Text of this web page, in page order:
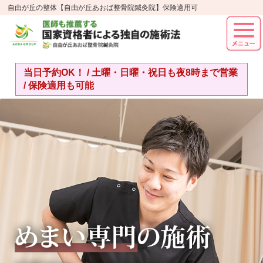
自由が丘の整体【自由が丘あおば整骨院鍼灸院】保険適用可
当日予約OK！ / 土曜・日曜・祝日も夜8時まで営業
/ 保険適用も可能